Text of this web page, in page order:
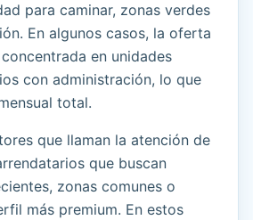
para caminar, zonas verdes
En algunos casos, la oferta
en unidades
con administración, lo que
total.
que llaman la atención de
que buscan
zonas comunes o
más premium. En estos